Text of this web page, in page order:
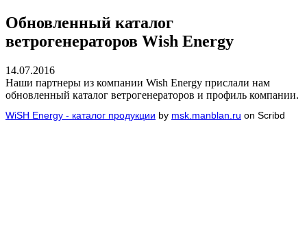
Обновленный каталог
ветрогенераторов Wish Energy
14.07.2016
Наши партнеры из компании Wish Energy прислали нам
обновленный каталог ветрогенераторов и профиль компании.
WiSH Energy - каталог продукции by msk.manblan.ru on Scribd